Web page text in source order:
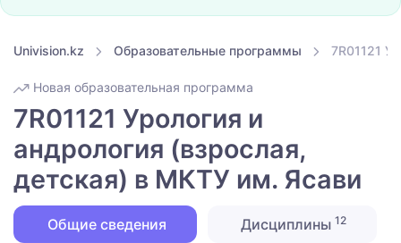
Univision.kz Образовательные программы 7R01121
Новая образовательная программа
7R01121 Урология и
андрология (взрослая,
детская) в МКТУ им. Ясави
Общие сведения Дисциплины12